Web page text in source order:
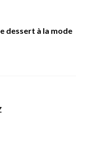
dessert à la mode